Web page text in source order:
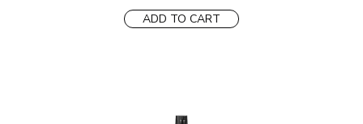
ADD TO CART